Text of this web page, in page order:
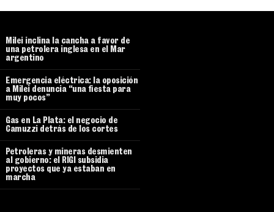
Milei inclina la cancha a favor de
una petrolera inglesa en el Mar
argentino
Emergencia eléctrica: la oposición
a Milei denuncia “una fiesta para
muy pocos”
Gas en La Plata: el negocio de
Camuzzi detrás de los cortes
Petroleras y mineras desmienten
al gobierno: el RIGI subsidia
proyectos que ya estaban en
marcha